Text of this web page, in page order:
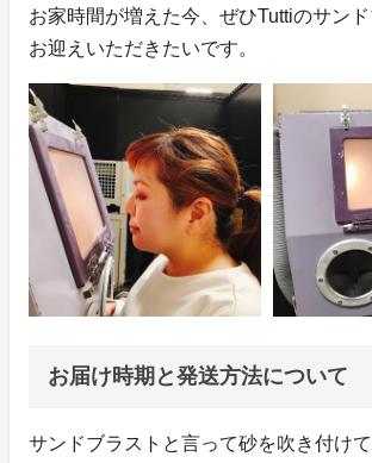
お家時間が増えた今、ぜひTuttiのサン
お迎えいただきたいです。
お届け時期と発送方法について
サンドブラストと言って砂を吹き付け